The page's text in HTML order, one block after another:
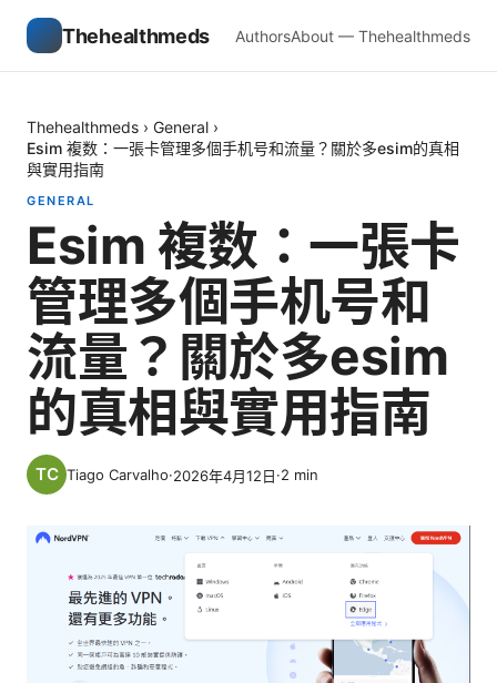
Thehealthmeds AuthorsAbout — Thehealthmeds
Thehealthmeds › General ›
Esim 複数：一張卡管理多個手机号和流量？關於多esim的真相
與實用指南
GENERAL
Esim 複数：一張卡
管理多個手机号和
流量？關於多esim
的真相與實用指南
Tiago Carvalho·2026年4月12日·2 min